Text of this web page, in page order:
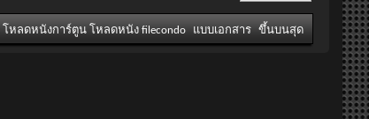
โหลดหนังการ์ตูน โหลดหนัง filecondo แบบเอกสาร ขึ้นบนสุด